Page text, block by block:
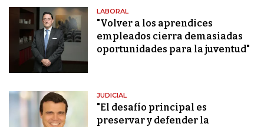
LABORAL
"Volver a los aprendices
empleados cierra demasiadas
oportunidades para la juventud"
JUDICIAL
"El desafío principal es
preservar y defender la